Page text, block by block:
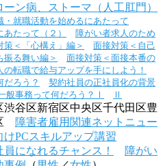
ン病、ストーマ（人工肛門）
・就職活動を始めるにあたって
たって（２）
障がい者求人のため
策＜「心構え」編＞
面接対策＜自己
振る舞い編＞
面接対策＜面接本番の
転職で給与アップを手にしよう！
ろう？
契約社員の正社員化の背景
般事務って何だろう？Ⅰ Ⅱ
渋谷区新宿区中央区千代田区豊
障害者雇用関連ネットニュー
PCスキルアップ講習
になれるチャンス！
障がい